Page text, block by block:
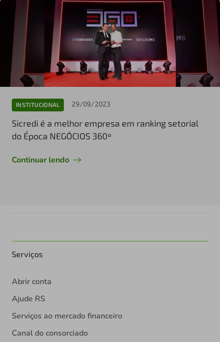
INSTITUCIONAL 29/09/2023
Sicredi é a melhor empresa em ranking setorial
do Época NEGÓCIOS 360º
Continuar lendo
Serviços
Abrir conta
Ajude RS
Serviços ao mercado financeiro
Canal do consorciado